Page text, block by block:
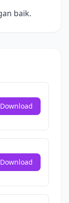
baik.
Download
Download